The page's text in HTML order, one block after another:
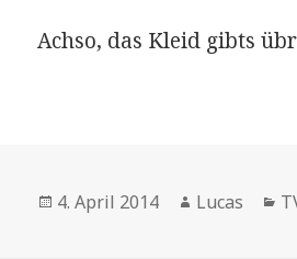
Achso, das Kleid gibts
Veröffentlicht
4. April 2014 Autor
Lucas